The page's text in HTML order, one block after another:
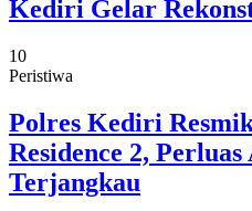
Kediri Gelar
10
Peristiwa
Polres Kediri
Residence 2,
Terjangkau